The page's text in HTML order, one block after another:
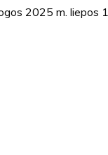
2025 m. liepos